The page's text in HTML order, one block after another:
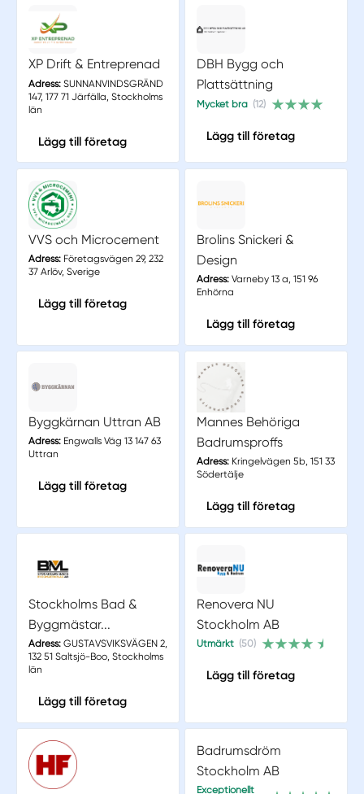
XP Drift & Entreprenad
Adress:SUNNANVINDSGRÄND
147, 177 71 Järfälla, Stockholms
län
Lägg till företag
DBH Bygg och
Plattsättning
Mycket bra (12)
Lägg till företag
VVS och Microcement
Adress:Företagsvägen 29, 232
37 Arlöv, Sverige
Lägg till företag
Brolins Snickeri &
Design
Adress:Varneby 13 a, 151 96
Enhörna
Lägg till företag
Byggkärnan Uttran AB
Adress:Engwalls Väg 13 147 63
Uttran
Lägg till företag
Mannes Behöriga
Badrumsproffs
Adress:Kringelvägen 5b, 151 33
Södertälje
Lägg till företag
Stockholms Bad &
Byggmästar...
Adress:GUSTAVSVIKSVÄGEN 2,
132 51 Saltsjö-Boo, Stockholms
län
Lägg till företag
Renovera NU
Stockholm AB
Utmärkt (50)
Lägg till företag
Badrumsdröm
Stockholm AB
Exceptionellt